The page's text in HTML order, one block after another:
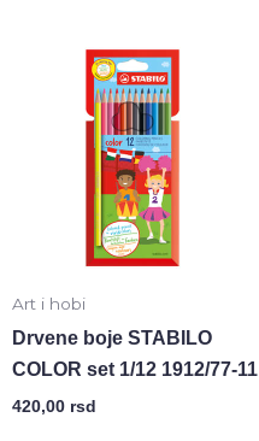
Art i hobi
Drvene boje STABILO
COLOR set 1/12 1912/77-11
420,00 rsd